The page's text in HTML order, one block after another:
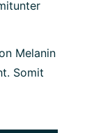
Melanin
Somit